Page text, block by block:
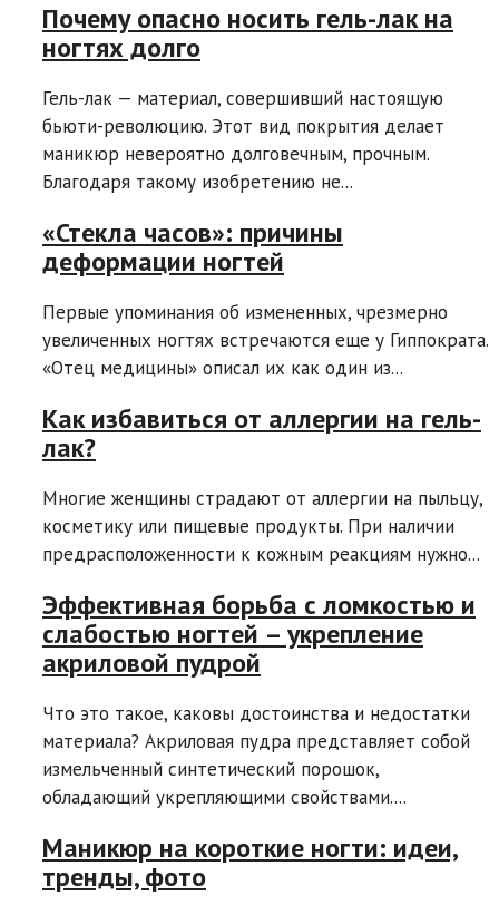
Почему опасно носить гель-лак на
ногтях долго
Гель-лак — материал, совершивший настоящую
бьюти-революцию. Этот вид покрытия делает
маникюр невероятно долговечным, прочным.
Благодаря такому изобретению не...
«Стекла часов»: причины
деформации ногтей
Первые упоминания об измененных, чрезмерно
увеличенных ногтях встречаются еще у Гиппократа.
«Отец медицины» описал их как один из...
Как избавиться от аллергии на гель-
лак?
Многие женщины страдают от аллергии на пыльцу,
косметику или пищевые продукты. При наличии
предрасположенности к кожным реакциям нужно...
Эффективная борьба с ломкостью и
слабостью ногтей – укрепление
акриловой пудрой
Что это такое, каковы достоинства и недостатки
материала? Акриловая пудра представляет собой
измельченный синтетический порошок,
обладающий укрепляющими свойствами....
Маникюр на короткие ногти: идеи,
тренды, фото